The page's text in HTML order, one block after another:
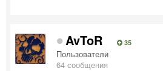
AvToR 35
Пользователи
64 сообщения